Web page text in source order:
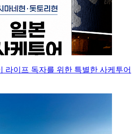
라이프 독자를 위한 특별한 사케투어